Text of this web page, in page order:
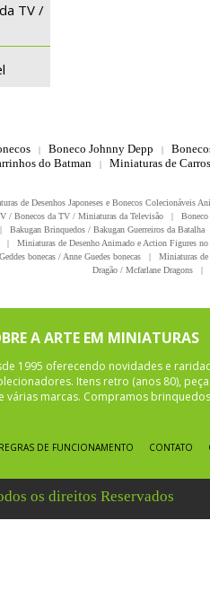
TV /
| Boneco Johnny Depp |
do Batman | Miniaturas de
de Desenhos Japoneses e Bonecos Colecionáveis
/ Bonecos da TV / Miniaturas da Televisão |
| Bakugan Brinquedos / Bakugan Guerreiros da Batalha
|
Miniaturas de Desenho Animado e Action Figures
bonecas / Anne Guedes bonecas |
Miniaturas
Dragão / Mcfarlane Dragons
|
A ARTE EM MINIATURAS
1995 oferecendo novidades e
Itens retro (anos 80),
várias marcas. Compramos
REGRAS DE FUNCIONAMENTO CONTATO
os direitos Reservados